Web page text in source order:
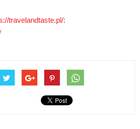
travelandtaste.pl/: